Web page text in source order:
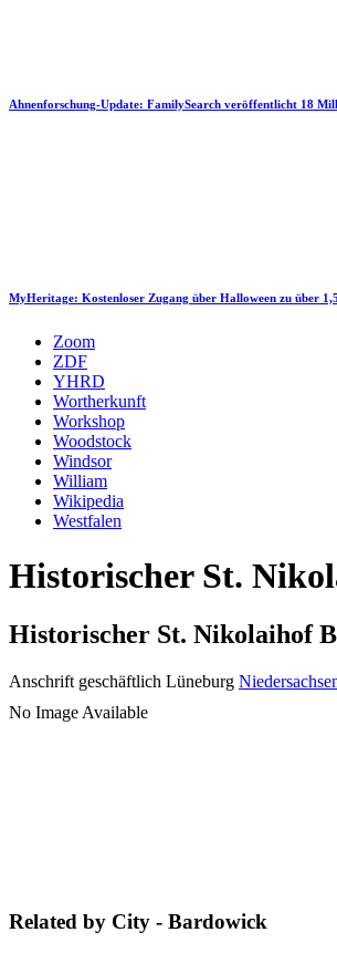
Ahnenforschung-Update: FamilySearch veröffentlicht 18
MyHeritage: Kostenloser Zugang über Halloween zu über
Zoom
ZDF
YHRD
Wortherkunft
Workshop
Woodstock
Windsor
William
Wikipedia
Westfalen
Historischer St.
Historischer St. Nikolaihof
Anschrift geschäftlich Lüneburg
No Image Available
Related by City - Bardowick